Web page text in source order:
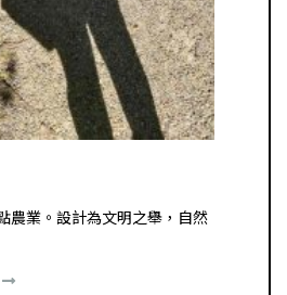
農業。設計為文明之舉，自然